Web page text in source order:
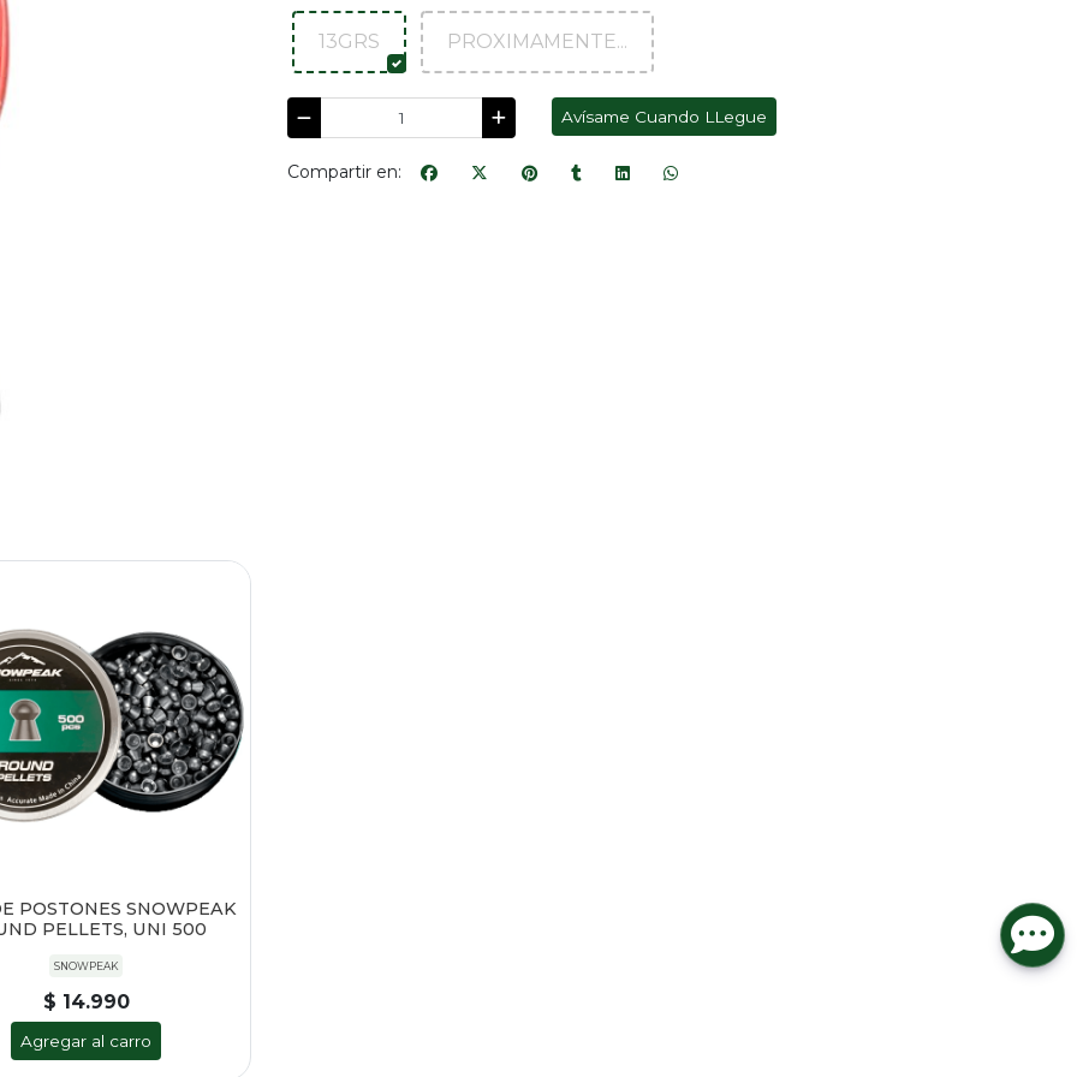
13GRS PROXIMAMENTE...
Avísame Cuando LLegue
Compartir en:
POSTONES SNOWPEAK
PELLETS, UNI 500
SNOWPEAK
$ 14.990
Agregar al carro